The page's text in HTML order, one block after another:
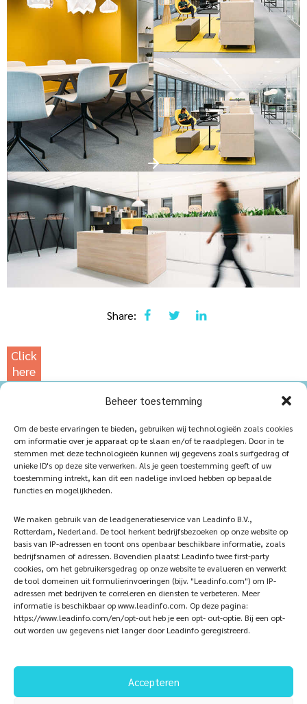
Beheer toestemming
Om de beste ervaringen te bieden, gebruiken wij technologieën zoals cookies
om informatie over je apparaat op te slaan en/of te raadplegen. Door in te
stemmen met deze technologieën kunnen wij gegevens zoals surfgedrag of
unieke ID's op deze site verwerken. Als je geen toestemming geeft of uw
toestemming intrekt, kan dit een nadelige invloed hebben op bepaalde
functies en mogelijkheden.
We maken gebruik van de leadgeneratieservice van Leadinfo B.V.,
Rotterdam, Nederland. De tool herkent bedrijfsbezoeken op onze website op
basis van IP-adressen en toont ons openbaar beschikbare informatie, zoals
bedrijfsnamen of adressen. Bovendien plaatst Leadinfo twee first-party
cookies, om het gebruikersgedrag op onze website te evalueren en verwerkt
de tool domeinen uit formulierinvoeringen (bijv. "Leadinfo.com") om IP-
adressen met bedrijven te correleren en diensten te verbeteren. Meer
informatie is beschikbaar op www.leadinfo.com. Op deze pagina:
https://www.leadinfo.com/en/opt-out heb je een opt- out-optie. Bij een opt-
out worden uw gegevens niet langer door Leadinfo geregistreerd.
Accepteren
Share:
Click
here
for
Home
Products
iQ Atelier
References
Sustainablility
Vacancies
Contact
Veelgestelde vragen
Follow Us Subscribe now!